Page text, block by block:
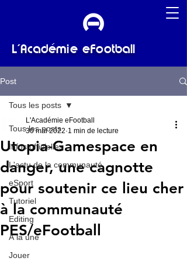
L'Académie eFootball
Post
Tous les posts
Infos officielles
L'actu de la communauté
eSport
Tutoriel
Editing
À la une
Jouer
Tous les posts
Utopia-Gamespace en
danger, une cagnotte
pour soutenir ce lieu cher
à la communauté
PES/eFootball
L'Académie eFootball
30 mai 2022 1 min de lecture